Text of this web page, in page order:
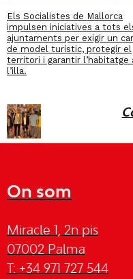
Els Socialistes de Mallorca
impulsen iniciatives a tots
ajuntaments per exigir un
de model turístic, protegir el
territori i garantir l’habitatge
l’illa.
On som
Miracle 1, 2n pis
07002 Palma
T: +34 971 727 544